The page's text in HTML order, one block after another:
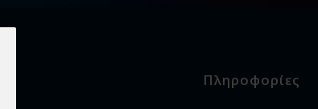
Πληροφορίες